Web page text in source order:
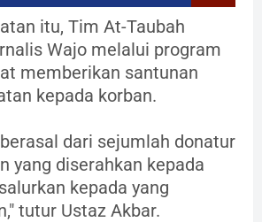
itu, Tim At-Taubah
Wajo melalui program
memberikan santunan
kepada korban.
dari sejumlah donatur
yang diserahkan kepada
kepada yang
tutur Ustaz Akbar.